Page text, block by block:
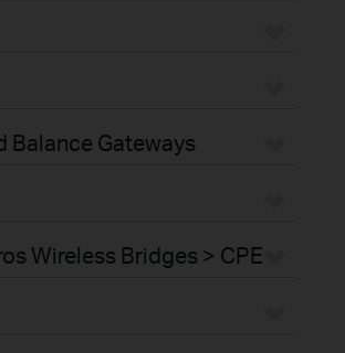
Balance Gateways
Wireless Bridges > CPE